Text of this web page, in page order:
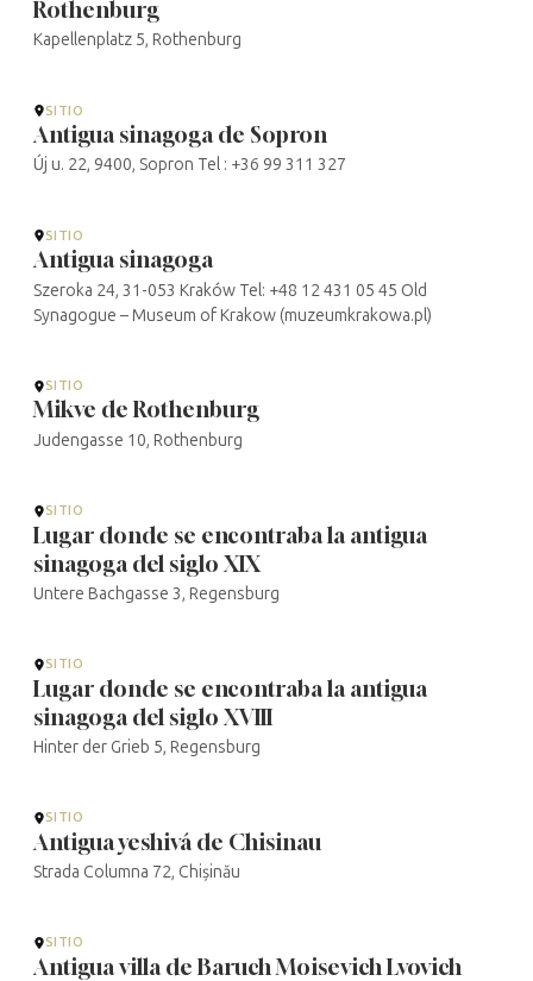
Rothenburg
Kapellenplatz 5, Rothenburg
SITIO
Antigua sinagoga de Sopron
Új u. 22, 9400, Sopron Tel : +36 99 311 327
SITIO
Antigua sinagoga
Szeroka 24, 31-053 Kraków Tel: +48 12 431 05 45 Old
Synagogue – Museum of Krakow (muzeumkrakowa.pl)
SITIO
Mikve de Rothenburg
Judengasse 10, Rothenburg
SITIO
Lugar donde se encontraba la antigua
sinagoga del siglo XIX
Untere Bachgasse 3, Regensburg
SITIO
Lugar donde se encontraba la antigua
sinagoga del siglo XVIII
Hinter der Grieb 5, Regensburg
SITIO
Antigua yeshivá de Chisinau
Strada Columna 72, Chișinău
SITIO
Antigua villa de Baruch Moisevich Lvovich